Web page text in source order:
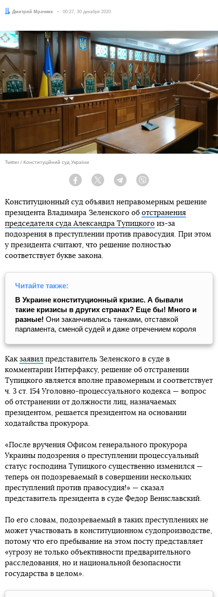
Автор:
Дмитрий Мрачник Дата:
00:27, 30 декабря 2020
Twitter / Конституційний суд України
Facebook Twitter Telegram
Конституционный суд объявил неправомерным решение
президента Владимира Зеленского об отстранения
председателя суда Александра Тупицкого из-за
подозрения в преступлении против правосудия. При этом
у президента считают, что решение полностью
соответствует букве закона.
Читайте также:
В Украине конституционный кризис. А бывали
такие кризисы в других странах? Еще бы! Много и
разные! Они заканчивались танками, отставкой
парламента, сменой судей и даже отречением короля
Как заявил представитель Зеленского в суде в
комментарии Интерфаксу, решение об отстранении
Тупицкого является вполне правомерным и соответствует
ч. 3 ст. 154 Уголовно-процессуального кодекса — вопрос
об отстранении от должности лиц, назначаемых
президентом, решается президентом на основании
ходатайства прокурора.
«После вручения Офисом генерального прокурора
Украины подозрения о преступлении процессуальный
статус господина Тупицкого существенно изменился —
теперь он подозреваемый в совершении нескольких
преступлений против правосудия!» — сказал
представитель президента в суде Федор Вениславский.
По его словам, подозреваемый в таких преступлениях не
может участвовать в конституционном судопроизводстве,
потому что его пребывание на этом посту представляет
«угрозу не только объективности предварительного
расследования, но и национальной безопасности
государства в целом».